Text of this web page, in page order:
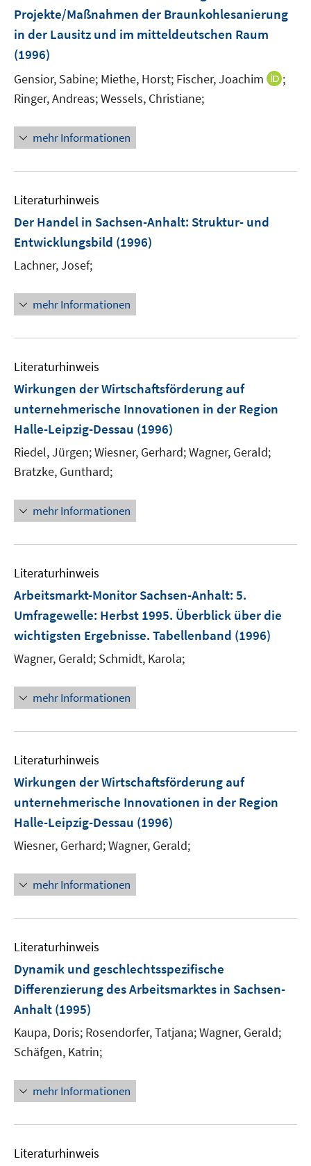
Projekte/Maßnahmen der Braunkohlesanierung
in der Lausitz und im mitteldeutschen Raum
(1996)
Gensior, Sabine; Miethe, Horst; Fischer, Joachim
I;
Ringer, Andreas;Wessels, Christiane;
mehr Informationen
Literaturhinweis
Der Handel in Sachsen-Anhalt: Struktur- und
Entwicklungsbild (1996)
Lachner, Josef;
mehr Informationen
Literaturhinweis
Wirkungen der Wirtschaftsförderung auf
unternehmerische Innovationen in der Region
Halle-Leipzig-Dessau (1996)
Riedel, Jürgen;Wiesner, Gerhard;Wagner, Gerald;
Bratzke, Gunthard;
mehr Informationen
Literaturhinweis
Arbeitsmarkt-Monitor Sachsen-Anhalt: 5.
Umfragewelle: Herbst 1995. Überblick über die
wichtigsten Ergebnisse. Tabellenband (1996)
Wagner, Gerald; Schmidt, Karola;
mehr Informationen
Literaturhinweis
Wirkungen der Wirtschaftsförderung auf
unternehmerische Innovationen in der Region
Halle-Leipzig-Dessau (1996)
Wiesner, Gerhard;Wagner, Gerald;
mehr Informationen
Literaturhinweis
Dynamik und geschlechtsspezifische
Differenzierung des Arbeitsmarktes in Sachsen-
Anhalt (1995)
Kaupa, Doris; Rosendorfer, Tatjana;Wagner, Gerald;
Schäfgen, Katrin;
mehr Informationen
Literaturhinweis